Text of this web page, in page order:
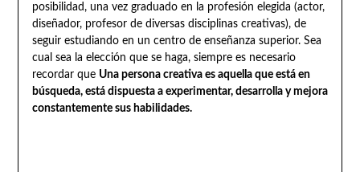
posibilidad, una vez graduado en la profesión elegida (actor,
diseñador, profesor de diversas disciplinas creativas), de
seguir estudiando en un centro de enseñanza superior. Sea
cual sea la elección que se haga, siempre es necesario
recordar que Una persona creativa es aquella que está en
búsqueda, está dispuesta a experimentar, desarrolla y mejora
constantemente sus habilidades.